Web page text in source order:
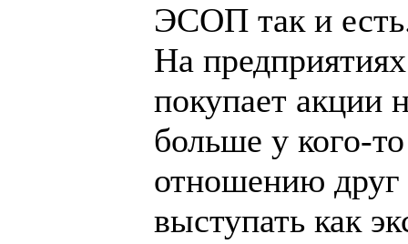
ЭСОП так и
На
покупает акции
больше у кого-
отношению друг
выступать как